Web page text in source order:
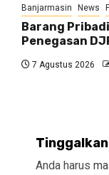
Banjarmasin News
Barang
Penegasan
7 Agustus 2026
Anda harus